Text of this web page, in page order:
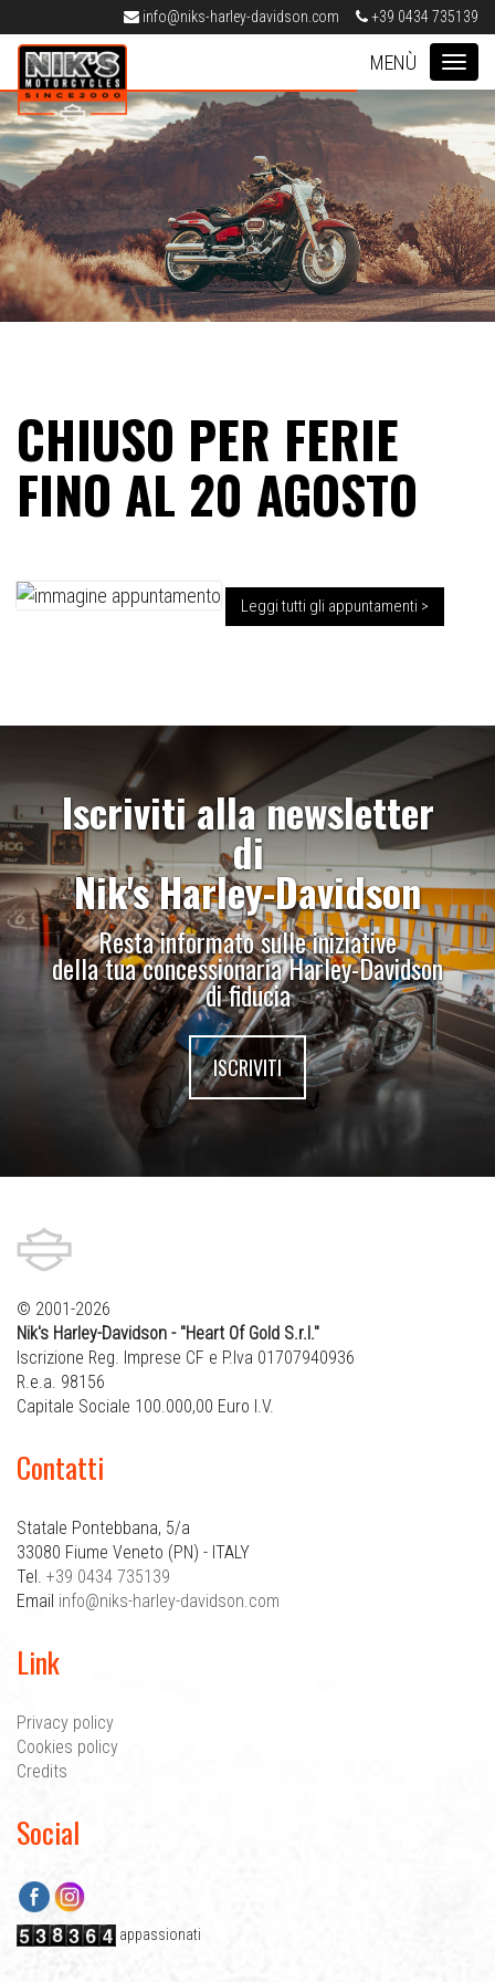
info@niks-harley-davidson.com +39 0434 735139
Nik's Harley-Davidson Pordenone
CHIUSO PER FERIE
FINO AL 20 AGOSTO
Leggi tutti gli appuntamenti >
Iscriviti alla newsletter
di
Nik's Harley-Davidson
Resta informato sulle iniziative
della tua concessionaria Harley-Davidson
di fiducia
ISCRIVITI
© 2001-2026
Nik's Harley-Davidson - "Heart Of Gold S.r.l."
Iscrizione Reg. Imprese CF e P.Iva 01707940936
R.e.a. 98156
Capitale Sociale 100.000,00 Euro I.V.
Contatti
Statale Pontebbana, 5/a
33080 Fiume Veneto (PN) - ITALY
Tel. +39 0434 735139
Email info@niks-harley-davidson.com
Link
Privacy policy
Cookies policy
Credits
Social
Facebook
appassionati